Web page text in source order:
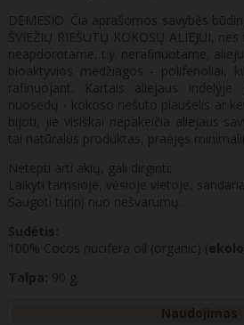
DĖMESIO. Čia aprašomos savybės
ŠVIEŽIŲ RIEŠUTŲ KOKOSŲ ALIEJUI,
neapdorotame, t.y. nerafinuotame,
bioaktyvios medžiagos - polifenoliai,
rafinuojant. Kartais aliejaus indelyje
nuosėdų - kokoso riešuto plaušelis ar
bijoti, jie visiškai nepakeičia aliejaus
tai natūralus produktas, praėjęs
Netepti arti akių, gali dirginti;
Laikyti tamsioje, vėsioje vietoje,
Saugoti turinį nuo nešvarumų.
Sudėtis:
100% Cocos nucifera oil (organic) (
Talpa: 90 g.